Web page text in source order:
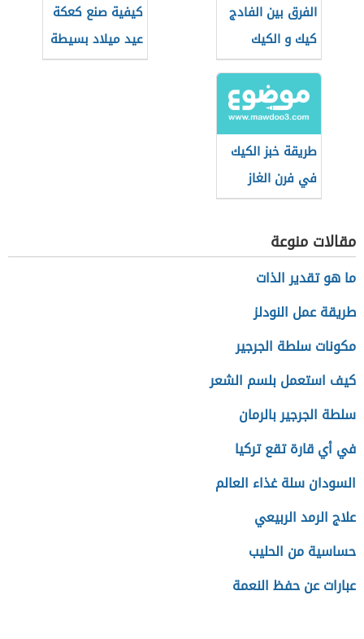
الفرق بين الفادج
كيك و الكيك
العادي
كيفية صنع كعكة
عيد ميلاد بسيطة
طريقة خبز الكيك
في فرن الغاز
مقالات منوعة
ما هو تقدير الذات
طريقة عمل النودلز
مكونات سلطة الجرجير
كيف استعمل بلسم الشعر
سلطة الجرجير بالرمان
في أي قارة تقع تركيا
السودان سلة غذاء العالم
علاج الرمد الربيعي
حساسية من الحليب
عبارات عن حفظ النعمة